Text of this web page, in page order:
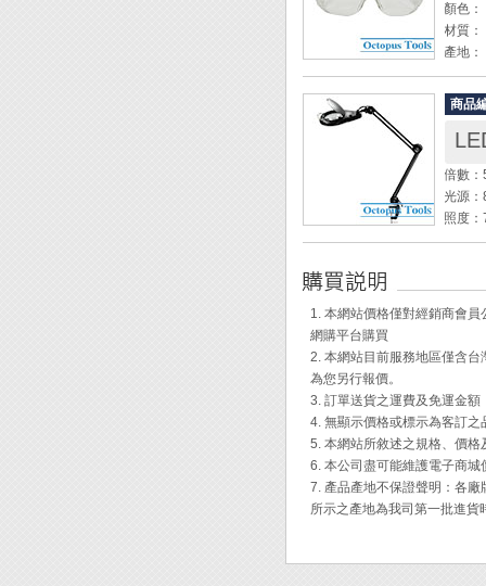
顏色：
材質
產地：
認證
◆ 符合
◆ 作
商品
倍數
光源
照度
色溫
燈罩
消耗
長度
◆ 鎖
◆ ABS
◆ 交
◆ 架身
1. 本網站價格僅對經銷商會
網購平台購買
2. 本網站目前服務地區僅含
為您另行報價。
3. 訂單送貨之運費及免運金
4. 無顯示價格或標示為客訂
5. 本網站所敘述之規格、價
6. 本公司盡可能維護電子商
7. 產品產地不保證聲明：各
所示之產地為我司第一批進